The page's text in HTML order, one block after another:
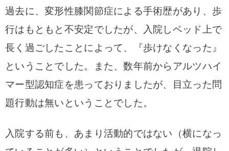
過去に、変形性膝関節症による手術歴があり、歩
行はもともと不安定でしたが、入院しベッド上で
長く過ごしたことによって、『歩けなくなった』
ということでした。
また、数年前からアルツハイ
マー型認知症を患っておりましたが、目立った問
題行動は無いということでした。
入院する前も、あまり活動的ではない（横になっ